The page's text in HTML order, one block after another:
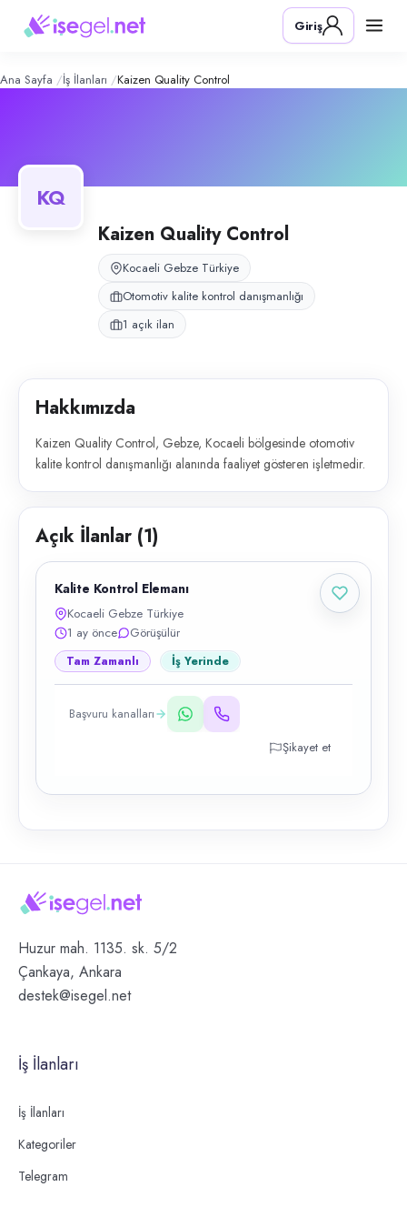
Quality Control – Şirket
Konum:
Kaizen Quality Control, Gebze, Kocaeli bölgesinde otomotiv kalite
Giriş
Ana Sayfa İş İlanları Kaizen Quality Control
KQ
Kaizen Quality Control
Kocaeli Gebze Türkiye
Otomotiv kalite kontrol danışmanlığı
1 açık ilan
Hakkımızda
Kaizen Quality Control, Gebze, Kocaeli bölgesinde otomotiv
kalite kontrol danışmanlığı alanında faaliyet gösteren işletmedir.
Açık İlanlar (1)
Kalite Kontrol Elemanı
Kocaeli Gebze Türkiye
1 ay önce
Görüşülür
Tam Zamanlı İş Yerinde
Başvuru kanalları
Şikayet et
Huzur mah. 1135. sk. 5/2
Çankaya, Ankara
destek@isegel.net
İş İlanları
İş İlanları
Kategoriler
Telegram